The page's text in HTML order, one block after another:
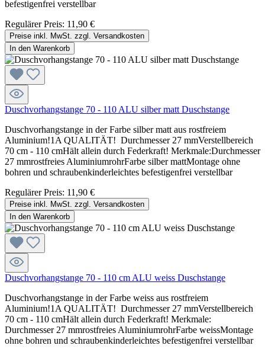
befestigenfrei verstellbar
Regulärer Preis: 11,90 €
Preise inkl. MwSt. zzgl. Versandkosten
In den Warenkorb
Duschvorhangstange 70 - 110 ALU silber matt Duschstange
Duschvorhangstange in der Farbe silber matt aus rostfreiem
Aluminium!1A QUALITÄT! Durchmesser 27 mmVerstellbereich
70 cm - 110 cmHält allein durch Federkraft! Merkmale:Durchmesser
27 mmrostfreies AluminiumrohrFarbe silber mattMontage ohne
bohren und schraubenkinderleichtes befestigenfrei verstellbar
Regulärer Preis: 11,90 €
Preise inkl. MwSt. zzgl. Versandkosten
In den Warenkorb
Duschvorhangstange 70 - 110 cm ALU weiss Duschstange
Duschvorhangstange in der Farbe weiss aus rostfreiem
Aluminium!1A QUALITÄT! Durchmesser 27 mmVerstellbereich
70 cm - 110 cmHält allein durch Federkraft! Merkmale:
Durchmesser 27 mmrostfreies AluminiumrohrFarbe weissMontage
ohne bohren und schraubenkinderleichtes befestigenfrei verstellbar